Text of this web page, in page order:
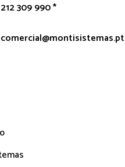
212 309 990 *
comercial@montisistemas.pt